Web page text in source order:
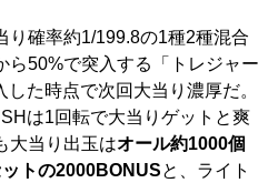
確率約1/199.8の1種2種混合
ら50%で突入する「トレジャー
た時点で次回大当り濃厚だ。
は1回転で大当りゲットと爽
大当り出玉はオール約1000個
トの2000BONUSと、ライト